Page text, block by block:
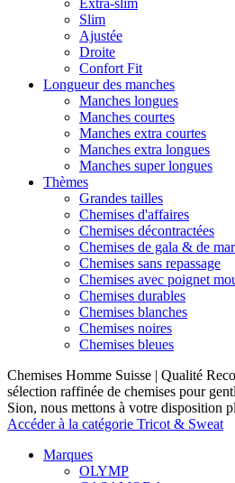
Extra-slim
Slim
Ajustée
Droite
Confort Fit
Longueur des manches
Manches longues
Manches courtes
Manches extra courtes
Manches extra longues
Manches super longues
Thèmes
Grandes tailles
Chemises d'affaires
Chemises décontractées
Chemises de gala & de
Chemises sans repassage
Chemises avec poignet
Chemises durables
Chemises blanches
Chemises noires
Chemises bleues
Chemises Homme Suisse | Qualité
sélection raffinée de chemises pour
Sion, nous mettons à votre disposition
Accéder à la catégorie Tricot & Sweat
Marques
OLYMP